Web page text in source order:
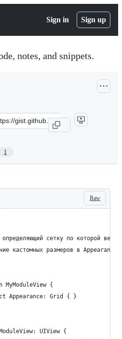
Sign in Sign up
notes, and snippets.
1
Raw
сетку по которой
кастомных размеров в Appearance
{
Grid { }
UIView {